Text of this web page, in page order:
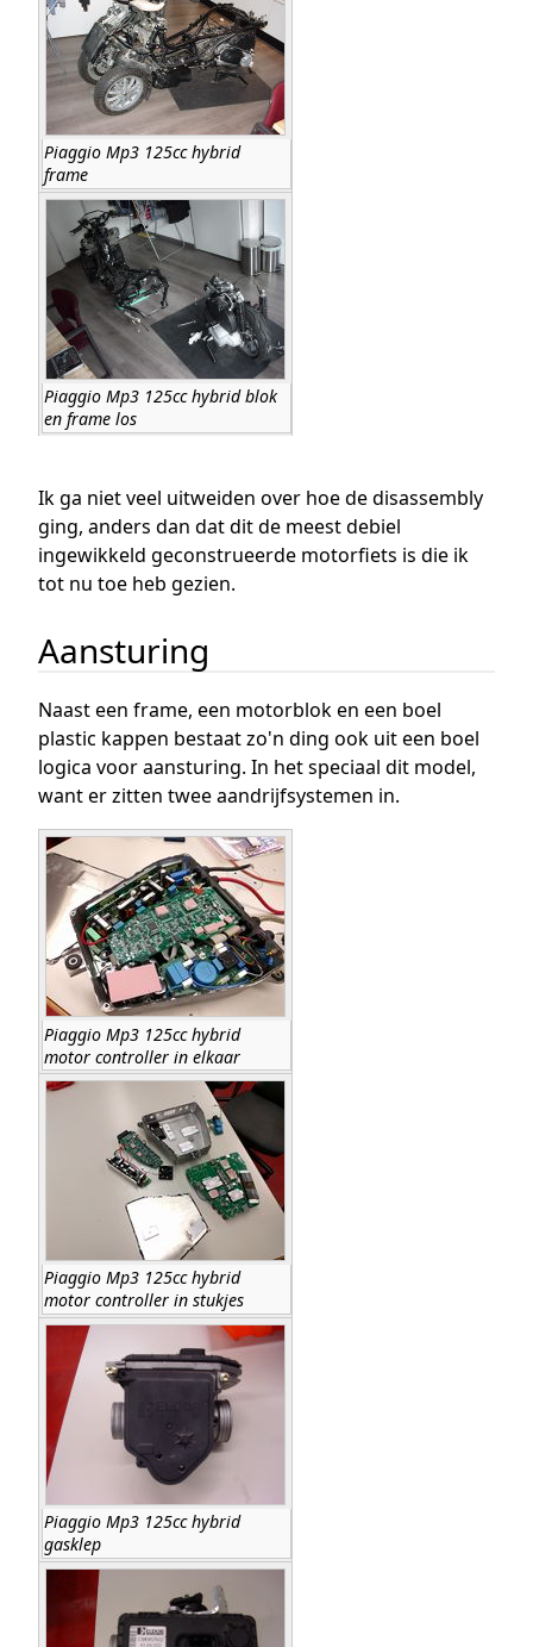
Piaggio Mp3 125cc hybrid
frame
Piaggio Mp3 125cc hybrid blok
en frame los
Ik ga niet veel uitweiden over hoe de disassembly
ging, anders dan dat dit de meest debiel
ingewikkeld geconstrueerde motorfiets is die ik
tot nu toe heb gezien.
Aansturing
Naast een frame, een motorblok en een boel
plastic kappen bestaat zo'n ding ook uit een boel
logica voor aansturing. In het speciaal dit model,
want er zitten twee aandrijfsystemen in.
Piaggio Mp3 125cc hybrid
motor controller in elkaar
Piaggio Mp3 125cc hybrid
motor controller in stukjes
Piaggio Mp3 125cc hybrid
gasklep